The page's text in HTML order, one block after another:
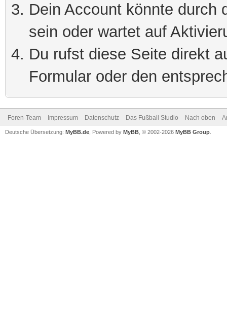
Dein Account könnte durch
sein oder wartet auf
Du rufst diese Seite direkt
Formular oder den
Foren-Team Impressum Datenschutz Das Fußball Studio Nach oben
Deutsche Übersetzung: MyBB.de , Powered by MyBB , © 2002-2026 MyBB Group